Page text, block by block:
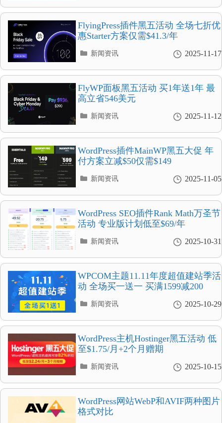
录
FlyingPress插件黑五活动 全场七折优
惠Starter方案仅需$41.3/年
2025-11-17
分
录
新闻资讯
FlyWP面板黑五活动 买1年送1年 最
高立省546美元
2025-11-12
分
录
新闻资讯
WordPress插件MainWP黑五大促 年
付方案立减$50仅需$149
2025-11-05
分
录
新闻资讯
WordPress SEO插件Rank Math万圣节
活动 专业版计划低至$69/年
2025-10-31
分
录
新闻资讯
WPCOM主题11.11年度超值建站季活
动 全场买一送一 买满1599减200
2025-10-29
分
录
新闻资讯
WordPress主机Hostinger黑五活动 低
至$1.75/月+2个月赠期
2025-10-15
分
录
新闻资讯
WordPress网站WebP和AVIF两种图片
格式对比